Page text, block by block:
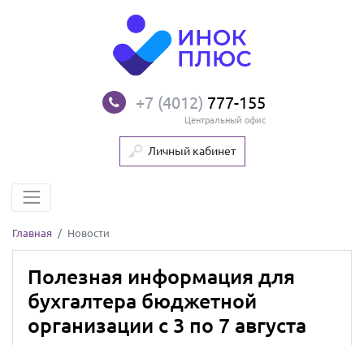
+7 (4012) 777-155
Центральный офис
Личный кабинет
Главная Новости
Полезная информация для
бухгалтера бюджетной
организации с 3 по 7 августа